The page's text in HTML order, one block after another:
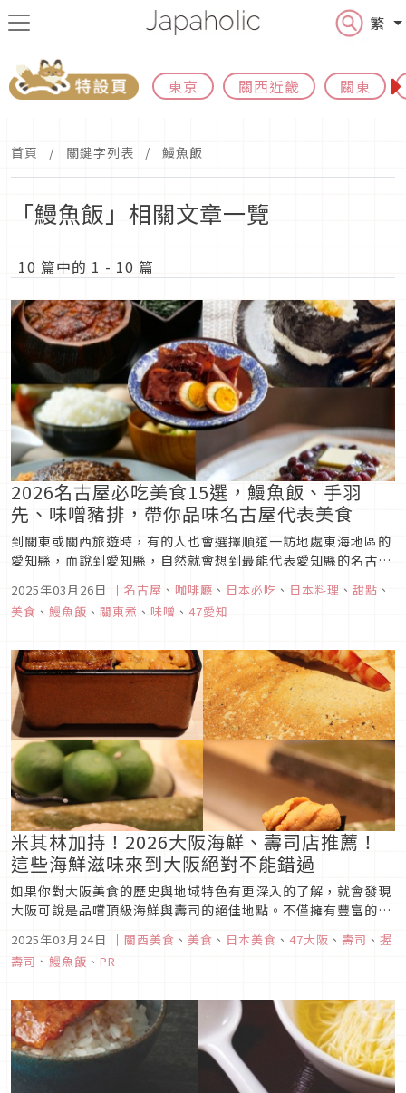
繁
東京 關西近畿 關東
首頁 關鍵字列表 鰻魚飯
「鰻魚飯」相關文章一覽
10 篇中的 1 - 10 篇
2026名古屋必吃美食15選，鰻魚飯、手羽
先、味噌豬排，帶你品味名古屋代表美食
到關東或關西旅遊時，有的人也會選擇順道一訪地處東海地區的
愛知縣，而說到愛知縣，自然就會想到最能代表愛知縣的名古屋
市。來到名古屋當然不能錯過許多富有特色的愛知／名古屋美食
啦！像是鰻魚飯、手羽先（炸雞翅）、味噌豬排等代表料理，在
名古屋都能找到不少必吃餐廳。不過到底要吃哪一家餐廳才是最
2025年03月26日 ｜ 名古屋 、 咖啡廳 、 日本必吃 、 日本料理 、 甜點 、
美食 、 鰻魚飯 、 關東煮 、 味噌 、 47愛知
米其林加持！2026大阪海鮮、壽司店推薦！
這些海鮮滋味來到大阪絕對不能錯過
如果你對大阪美食的歷史與地域特色有更深入的了解，就會發現
大阪可說是品嚐頂級海鮮與壽司的絕佳地點。不僅擁有豐富的新
品嘗關西風味海鮮該到哪去呢？這次Japaholic編輯部為你精選
四家絕對不能錯過的美味海鮮、壽司料理店，趕快來看吧！
2025年03月24日 ｜ 關西美食 、 美食 、 日本美食 、 47大阪 、 壽司 、 握
壽司 、 鰻魚飯 、 PR